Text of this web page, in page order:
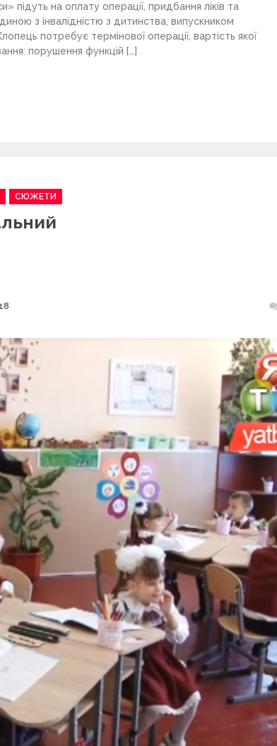
підуть на оплату операції, придбання ліків та
з інвалідністю з дитинства, випускником
потребує термінової операції, вартість якої
порушення функцій […]
СЮЖЕТИ